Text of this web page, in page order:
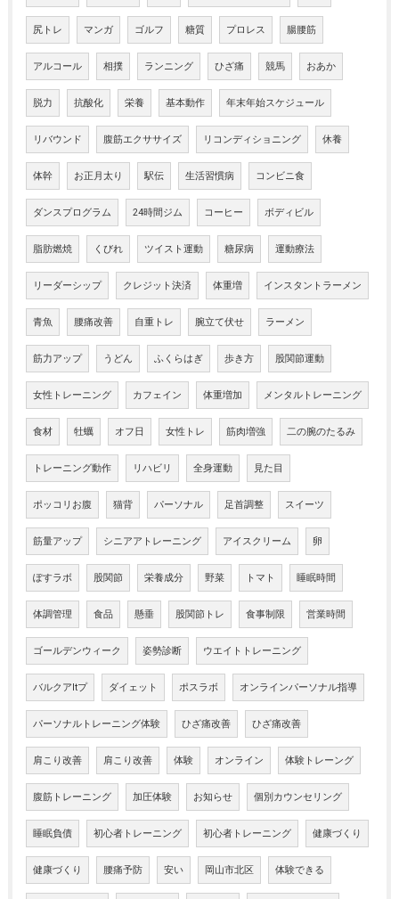
尻トレ マンガ ゴルフ 糖質 プロレス 腸腰筋
アルコール 相撲 ランニング ひざ痛 競馬 おあか
脱力 抗酸化 栄養 基本動作 年末年始スケジュール
リバウンド 腹筋エクササイズ リコンディショニング 休養
体幹 お正月太り 駅伝 生活習慣病 コンビニ食
ダンスプログラム 24時間ジム コーヒー ボディビル
脂肪燃焼 くびれ ツイスト運動 糖尿病 運動療法
リーダーシップ クレジット決済 体重増 インスタントラーメン
青魚 腰痛改善 自重トレ 腕立て伏せ ラーメン
筋力アップ うどん ふくらはぎ 歩き方 股関節運動
女性トレーニング カフェイン 体重増加 メンタルトレーニング
食材 牡蠣 オフ日 女性トレ 筋肉増強 二の腕のたるみ
トレーニング動作 リハビリ 全身運動 見た目
ポッコリお腹 猫背 パーソナル 足首調整 スイーツ
筋量アップ シニアアトレーニング アイスクリーム 卵
ぽすラボ 股関節 栄養成分 野菜 トマト 睡眠時間
体調管理 食品 懸垂 股関節トレ 食事制限 営業時間
ゴールデンウィーク 姿勢診断 ウエイトトレーニング
バルクアltプ ダイェット ポスラボ オンラインパーソナル指導
パーソナルトレーニング体験 ひざ痛改善 ひざ痛改善
肩こり改善 肩こり改善 体験 オンライン 体験トレーング
腹筋トレーニング 加圧体験 お知らせ 個別カウンセリング
睡眠負債 初心者トレーニング 初心者トレーニング 健康づくり
健康づくり 腰痛予防 安い 岡山市北区 体験できる